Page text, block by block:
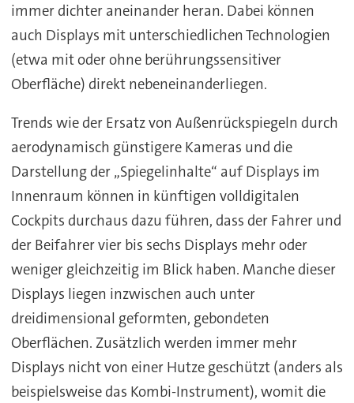
immer dichter aneinander heran. Dabei können
auch Displays mit unterschiedlichen Technologien
(etwa mit oder ohne berührungssensitiver
Oberfläche) direkt nebeneinanderliegen.
Trends wie der Ersatz von Außenrückspiegeln durch
aerodynamisch günstigere Kameras und die
Darstellung der „Spiegelinhalte“ auf Displays im
Innenraum können in künftigen volldigitalen
Cockpits durchaus dazu führen, dass der Fahrer und
der Beifahrer vier bis sechs Displays mehr oder
weniger gleichzeitig im Blick haben. Manche dieser
Displays liegen inzwischen auch unter
dreidimensional geformten, gebondeten
Oberflächen. Zusätzlich werden immer mehr
Displays nicht von einer Hutze geschützt (anders als
beispielsweise das Kombi-Instrument), womit die